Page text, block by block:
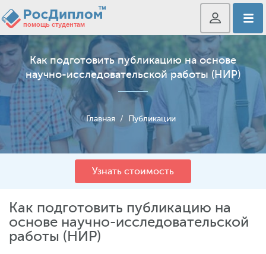
Как подготовить публикацию на основе
научно-исследовательской работы (НИР)
Главная / Публикации
Узнать стоимость
Как подготовить публикацию на
основе научно-исследовательской
работы (НИР)